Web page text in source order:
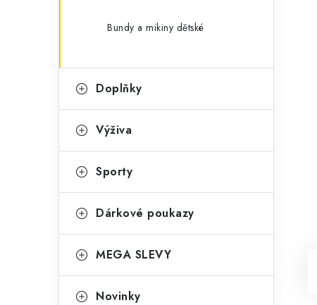
Bundy a mikiny dětské
Doplňky
Výživa
Sporty
Dárkové poukazy
MEGA SLEVY
Novinky